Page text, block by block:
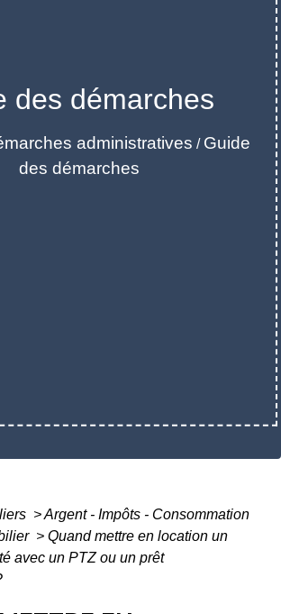
des démarches
administratives / Guide
des démarches
>Argent - Impôts - Consommation
> Quand mettre en location un
avec un PTZ ou un prêt